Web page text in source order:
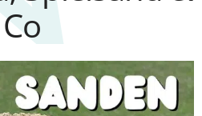
Co